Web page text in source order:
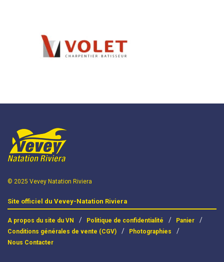
© 2025 Vevey Natation Riviera
Site officiel du Vevey-Natation Riviera
A propos du site du VN Politique de confidentialité
Panier
Conditions générales de vente (CGV)
Photographies
Nous Contacter